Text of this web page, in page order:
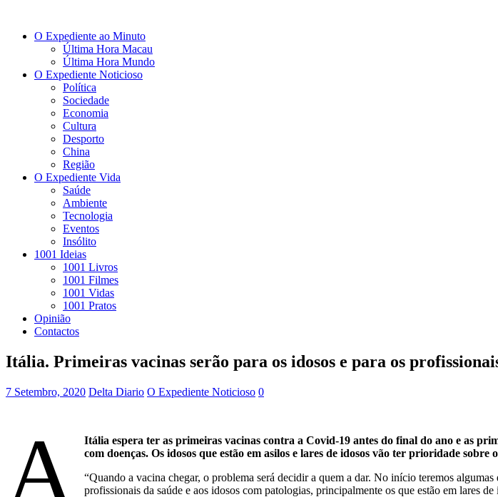
O Expediente ao Minuto
Última Hora Macau
Última Hora Mundo
O Expediente Noticioso
Política
Sociedade
Economia
Cultura
Desporto
China
Região
O Expediente Vida
Saúde
Ambiente
Tecnologia
Eventos
Insólito
1001 Ideias
1001 Livros
1001 Filmes
1001 Vidas
1001 Pratos
Opinião
Contactos
Itália. Primeiras vacinas serão para os idosos e para os
7 Setembro, 2020 Delta Diario O Expediente Noticioso 0
A
Itália espera ter as primeiras vacinas contra a Covid-19 antes do final do ano e as
com doenças. Os idosos que estão em asilos e lares de idosos vão ter prioridade sobre
“Quando a vacina chegar, o problema será decidir a quem a dar. No início teremos
profissionais da saúde e aos idosos com patologias, principalmente os que estão em lares